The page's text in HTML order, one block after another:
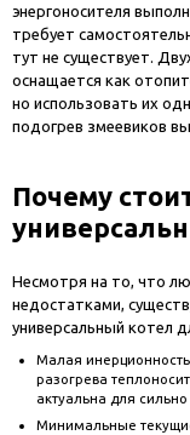
энергоносителя
требует
тут не существует.
оснащается как
но использовать их
подогрев змеевиков
Почему
Несмотря на то, что
недостатками,
универсальный котел
Малая
разогрева
актуальна для
Минимальные